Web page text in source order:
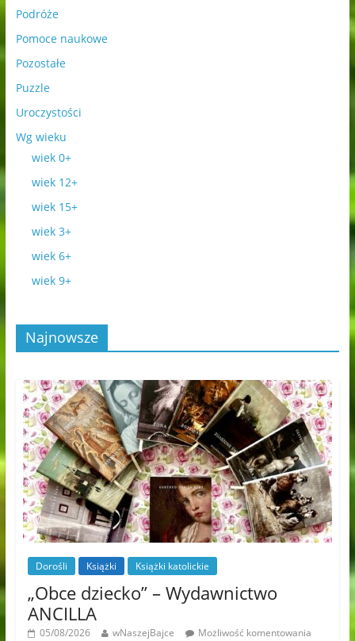
Podróże
Pomoce naukowe
Pozostałe
Puzzle
Uroczystości
Wg wieku
wiek 0+
wiek 12+
wiek 15+
wiek 3+
wiek 6+
wiek 9+
Najnowsze
Dorośli Książki Książki katolickie
„Obce dziecko” – Wydawnictwo
ANCILLA
05/08/2026 wNaszejBajce
Możliwość komentowania